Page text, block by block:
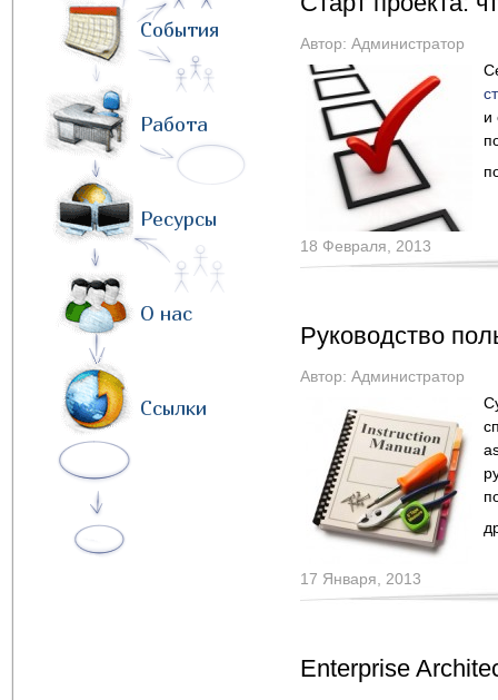
События
Работа
Ресурсы
О нас
Ссылки
Автор: Администратор
и
18 Февраля, 2013
Руководство
Автор: Администратор
17 Января, 2013
Enterprise